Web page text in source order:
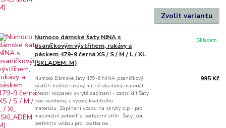
Zvolit variantu
Numoco dámské šaty NINA s
psaníčkovým výstřihem, rukávy a
páskem 479-9 černá XS / S / M / L / XL
(SKLADEM: M)
Numoco Dámské šaty 479-6 NINA psaníčkový
výstřih krátké rukávy mírně elastický materiál
přední rozparek skryté zapínaní - zadní díl Šaty
jsou vyrobeny z vysoce kvalitního
materiálu. Zapínání vzadu na skrytý zip - pro
maximální pohodlí a perfektní střih. Šaty jsou
perfektní volbou pro: svatba ne...
995 Kč
Skladem